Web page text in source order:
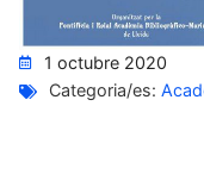
1 octubre 2020
Categoria/es: